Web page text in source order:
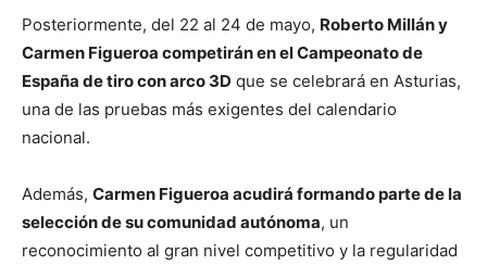
Posteriormente, del 22 al 24 de mayo, Roberto Millán y
Carmen Figueroa competirán en el Campeonato de
España de tiro con arco 3D que se celebrará en Asturias,
una de las pruebas más exigentes del calendario
nacional.
Además, Carmen Figueroa acudirá formando parte de la
selección de su comunidad autónoma, un
reconocimiento al gran nivel competitivo y la regularidad